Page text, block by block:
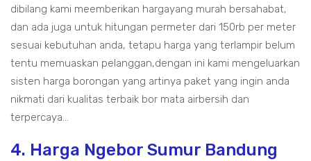
dibilang kami meemberikan hargayang murah bersahabat,
dan ada juga untuk hitungan permeter dari 150rb per meter
sesuai kebutuhan anda, tetapu harga yang terlampir belum
tentu memuaskan pelanggan,dengan ini kami mengeluarkan
sisten harga borongan yang artinya paket yang ingin anda
nikmati dari kualitas terbaik bor mata airbersih dan
terpercaya...
4. Harga Ngebor Sumur Bandung